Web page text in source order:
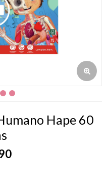
Hape 60